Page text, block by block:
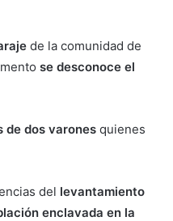
de la comunidad de
se desconoce el
de dos varones quienes
del levantamiento
enclavada en la